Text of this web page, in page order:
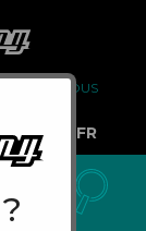
DE NOUS
FR